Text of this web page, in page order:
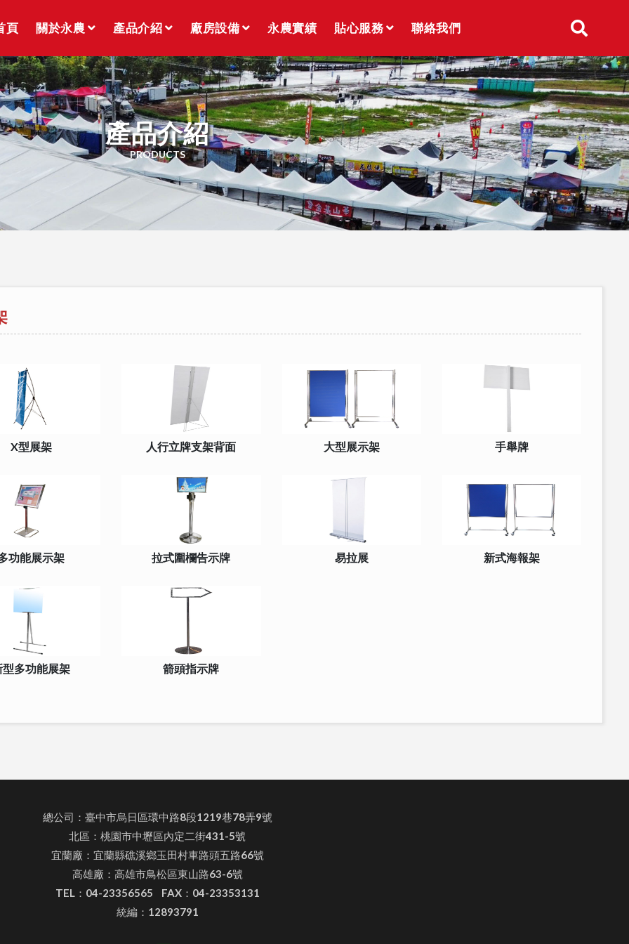
頁 關於永農 產品介紹 廠房設備 永農實績 貼心服務 聯絡我們
產品介紹
PRODUCTS
X型展架 人行立牌支架背面 大型展示架 手舉牌
功能展示架 拉式圍欄告示牌 易拉展 新式海報架
型多功能展架 箭頭指示牌
總公司：臺中市烏日區環中路8段1219巷78弄9號
北區：桃園市中壢區內定二街431-5號
宜蘭廠：宜蘭縣礁溪鄉玉田村車路頭五路66號
高雄廠：高雄市鳥松區東山路63-6號
TEL：04-23356565 FAX：04-23353131
統編：12893791